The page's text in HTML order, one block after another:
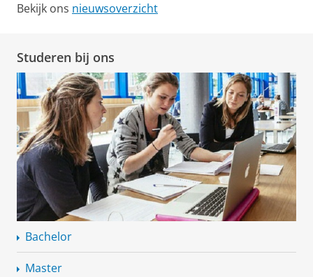
Bekijk ons nieuwsoverzicht
Studeren bij ons
Bachelor
Master